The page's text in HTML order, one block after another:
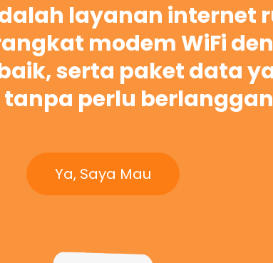
layanan internet
modem WiFi
serta paket data
perlu
Ya, Saya Mau